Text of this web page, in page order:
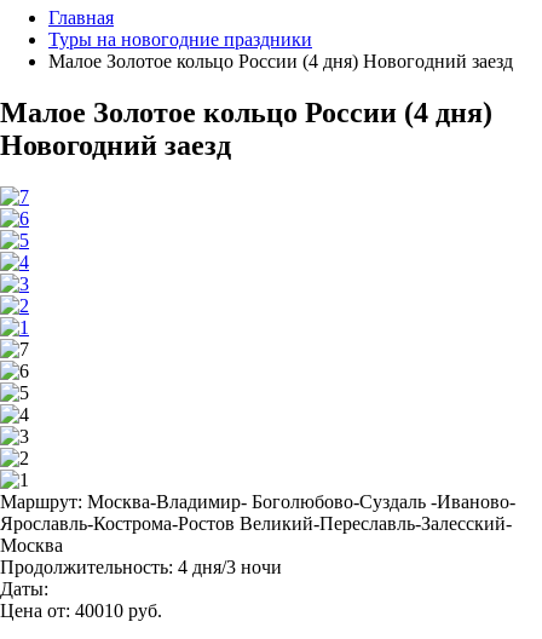
Главная
Туры на новогодние праздники
Малое Золотое кольцо России (4 дня) Новогодний заезд
Малое Золотое кольцо России (4 дня)
Новогодний заезд
Маршрут: Москва-Владимир- Боголюбово-Суздаль -Иваново-
Ярославль-Кострома-Ростов Великий-Переславль-Залесский-
Москва
Продолжительность: 4 дня/3 ночи
Даты:
Цена от: 40010 руб.